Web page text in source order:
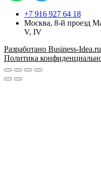
+7 916 927 64 18
Москва, 8-й проезд
V, IV
Разработано Business-Idea.ru
Политика